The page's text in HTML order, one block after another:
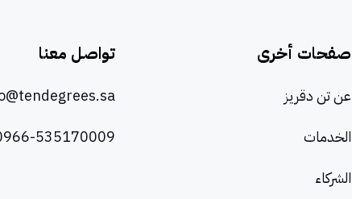
صفحات أخرى
عن تن دقريز
الخدمات
الشركاء
تواصل معنا
535170009